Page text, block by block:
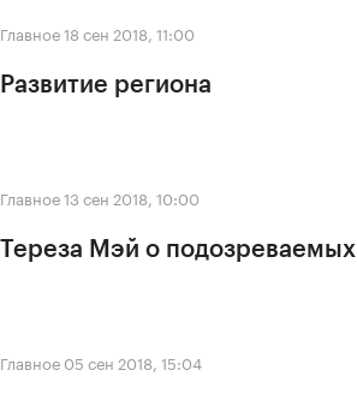
Главное18 сен 2018, 11:00
Развитие региона
Главное13 сен 2018, 10:00
Тереза Мэй о подозреваемых
Главное 05 сен 2018, 15:04